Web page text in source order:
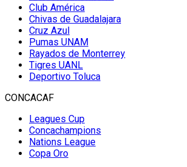
Club América
Chivas de Guadalajara
Cruz Azul
Pumas UNAM
Rayados de Monterrey
Tigres UANL
Deportivo Toluca
CONCACAF
Leagues Cup
Concachampions
Nations League
Copa Oro